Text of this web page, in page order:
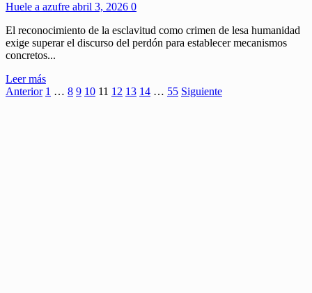
Huele a azufre abril 3, 2026 0
El reconocimiento de la esclavitud como crimen de lesa humanidad
exige superar el discurso del perdón para establecer mecanismos
concretos...
Leer másLeer
más
Paginación
Anterior 1 … 8 9 10 11 12 13 14 … 55 Siguiente